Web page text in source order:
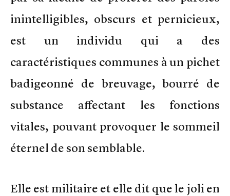
inintelligibles, obscurs et pernicieux,
est un individu qui a des
caractéristiques communes à un pichet
badigeonné de breuvage, bourré de
substance affectant les fonctions
vitales, pouvant provoquer le sommeil
éternel de son semblable.
Elle est militaire et elle dit que le joli en